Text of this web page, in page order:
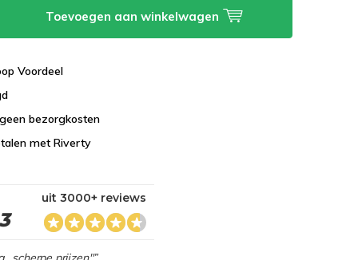
Toevoegen aan winkelwagen
Voordeel
bezorgkosten
met Riverty
uit 3000+ reviews